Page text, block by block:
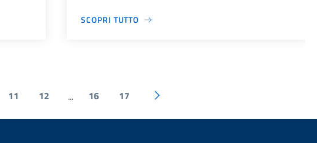
SCOPRI TUTTO
11 12 ... 16 17